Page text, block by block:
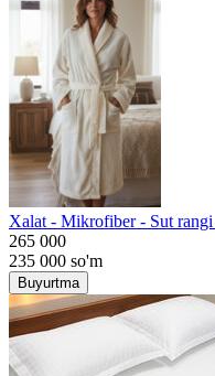
Хalat - Mikrofiber - Sut rangi
265 000
235 000 so'm
Buyurtma